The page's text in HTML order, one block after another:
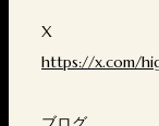
X
https://x.com/